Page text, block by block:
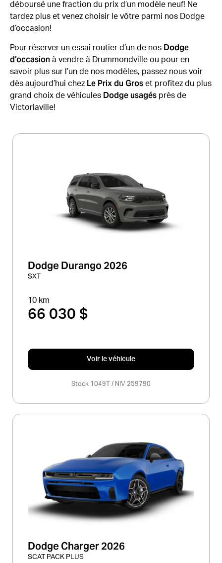
déboursé une fraction du prix d’un modèle neuf! Ne
tardez plus et venez choisir le vôtre parmi nos Dodge
d’occasion!
Pour réserver un essai routier d’un de nos Dodge
d’occasion à vendre à Drummondville ou pour en
savoir plus sur l’un de nos modèles, passez nous voir
dès aujourd’hui chez Le Prix du Gros et profitez du plus
grand choix de véhicules Dodge usagés près de
Victoriaville!
Dodge Durango 2026
SXT
10 km
66 030 $
Voir le véhicule
Stock 1049T / NIV 259790
Dodge Charger 2026
SCAT PACK PLUS